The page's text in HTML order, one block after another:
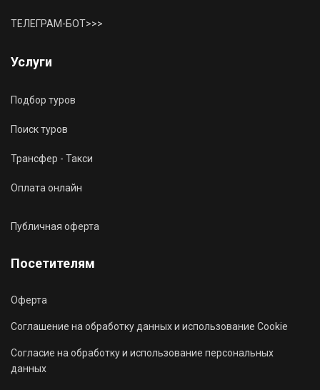
ТЕЛЕГРАМ-БОТ>>>
Услуги
Подбор туров
Поиск туров
Трансфер - Такси
Оплата онлайн
Публичная оферта
Посетителям
Оферта
Соглашение на обработку данных и использование Cookie
Согласие на обработку и использование персональных
данных